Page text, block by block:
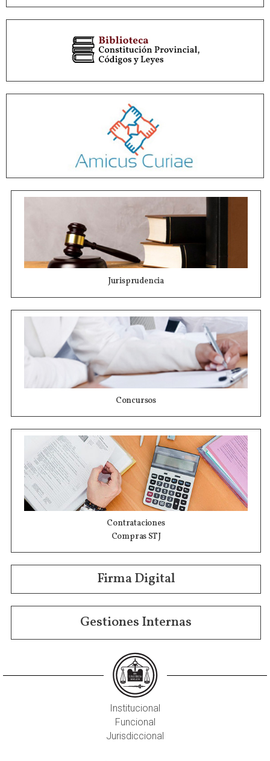
Jurisprudencia
Concursos
Contrataciones
Compras STJ
Firma Digital
Gestiones Internas
Institucional
Funcional
Jurisdiccional